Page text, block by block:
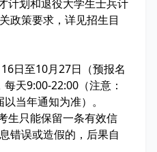
计划和退役大学生士兵计
政策要求，详见招生目
日至10月27日（预报名
天9:00-22:00（注意：
当年通知为准）。
生只能保留一条有效信
错误或造假的，后果自